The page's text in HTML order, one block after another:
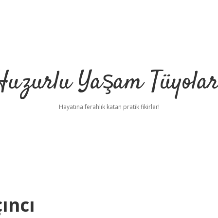
Yaşam
Hayatına ferahlık katan pratik fikirler!